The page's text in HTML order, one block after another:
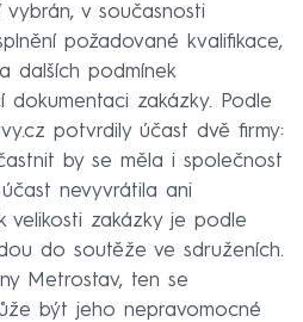
v současnosti
požadované kvalifikace,
dalších podmínek
dokumentaci zakázky. Podle
potvrdily účast dvě firmy:
by se měla i společnost
nevyvrátila ani
velikosti zakázky je podle
do soutěže ve sdruženích.
Metrostav, ten se
být jeho nepravomocné